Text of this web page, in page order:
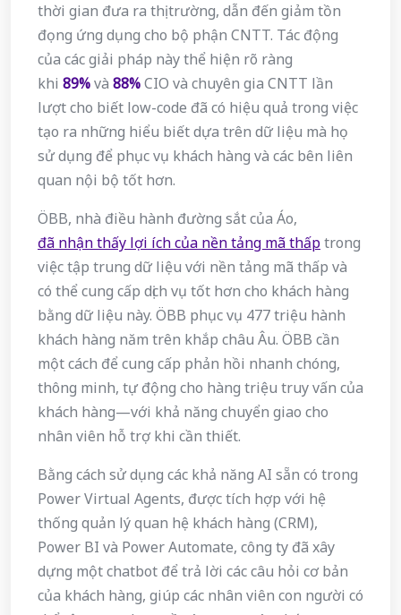
thời gian đưa ra thị trường, dẫn đến giảm tồn
đọng ứng dụng cho bộ phận CNTT. Tác động
của các giải pháp này thể hiện rõ ràng
khi 89%và 88%CIO và chuyên gia CNTT lần
lượt cho biết low-code đã có hiệu quả trong việc
tạo ra những hiểu biết dựa trên dữ liệu mà họ
sử dụng để phục vụ khách hàng và các bên liên
quan nội bộ tốt hơn.
ÖBB, nhà điều hành đường sắt của Áo,
đã nhận thấy lợi ích của nền tảng mã thấptrong
việc tập trung dữ liệu với nền tảng mã thấp và
có thể cung cấp dịch vụ tốt hơn cho khách hàng
bằng dữ liệu này. ÖBB phục vụ 477 triệu hành
khách hàng năm trên khắp châu Âu. ÖBB cần
một cách để cung cấp phản hồi nhanh chóng,
thông minh, tự động cho hàng triệu truy vấn của
khách hàng—với khả năng chuyển giao cho
nhân viên hỗ trợ khi cần thiết.
Bằng cách sử dụng các khả năng AI sẵn có trong
Power Virtual Agents, được tích hợp với hệ
thống quản lý quan hệ khách hàng (CRM),
Power BI và Power Automate, công ty đã xây
dựng một chatbot để trả lời các câu hỏi cơ bản
của khách hàng, giúp các nhân viên con người có